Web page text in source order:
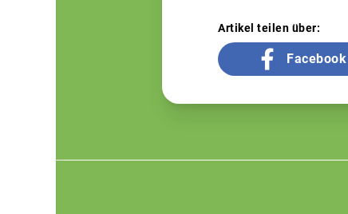
Artikel teilen über:
Facebook